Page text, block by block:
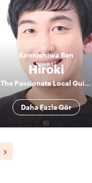
Konnichiwa Ben
Hiroki
The Passionate Local Guide
Daha Fazla Gör